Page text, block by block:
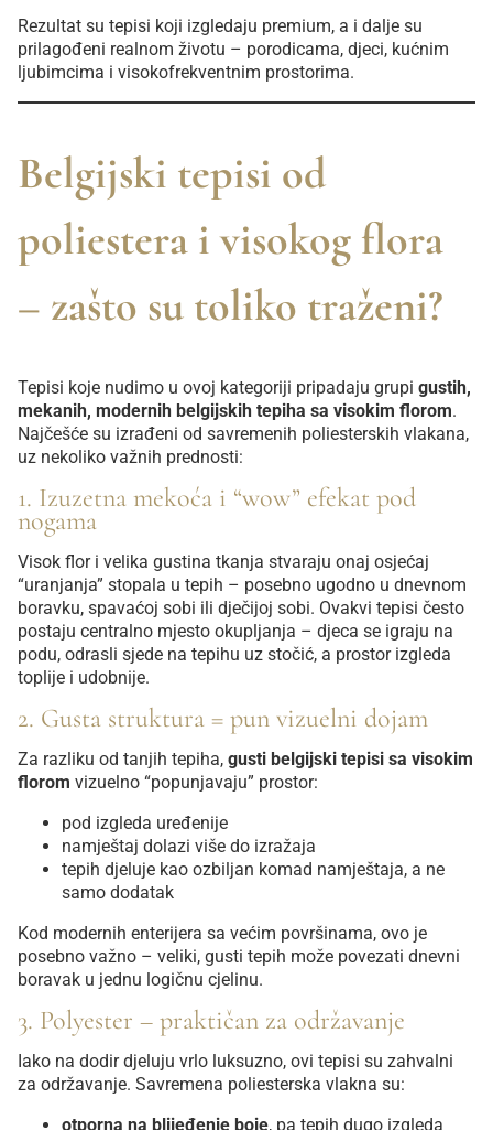
Rezultat su tepisi koji izgledaju premium, a i dalje su
prilagođeni realnom životu – porodicama, djeci, kućnim
ljubimcima i visokofrekventnim prostorima.
Belgijski tepisi od
poliestera i visokog flora
– zašto su toliko traženi?
Tepisi koje nudimo u ovoj kategoriji pripadaju grupi gustih,
mekanih, modernih belgijskih tepiha sa visokim florom.
Najčešće su izrađeni od savremenih poliesterskih vlakana,
uz nekoliko važnih prednosti:
1. Izuzetna mekoća i “wow” efekat pod
nogama
Visok flor i velika gustina tkanja stvaraju onaj osjećaj
“uranjanja” stopala u tepih – posebno ugodno u dnevnom
boravku, spavaćoj sobi ili dječijoj sobi. Ovakvi tepisi često
postaju centralno mjesto okupljanja – djeca se igraju na
podu, odrasli sjede na tepihu uz stočić, a prostor izgleda
toplije i udobnije.
2. Gusta struktura = pun vizuelni dojam
Za razliku od tanjih tepiha, gusti belgijski tepisi sa visokim
florom vizuelno “popunjavaju” prostor:
pod izgleda uređenije
namještaj dolazi više do izražaja
tepih djeluje kao ozbiljan komad namještaja, a ne
samo dodatak
Kod modernih enterijera sa većim površinama, ovo je
posebno važno – veliki, gusti tepih može povezati dnevni
boravak u jednu logičnu cjelinu.
3. Polyester – praktičan za održavanje
Iako na dodir djeluju vrlo luksuzno, ovi tepisi su zahvalni
za održavanje. Savremena poliesterska vlakna su:
otporna na blijeđenje boje, pa tepih dugo izgleda